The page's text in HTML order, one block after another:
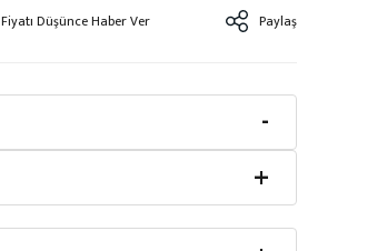
Fiyatı Düşünce Haber Ver Paylaş